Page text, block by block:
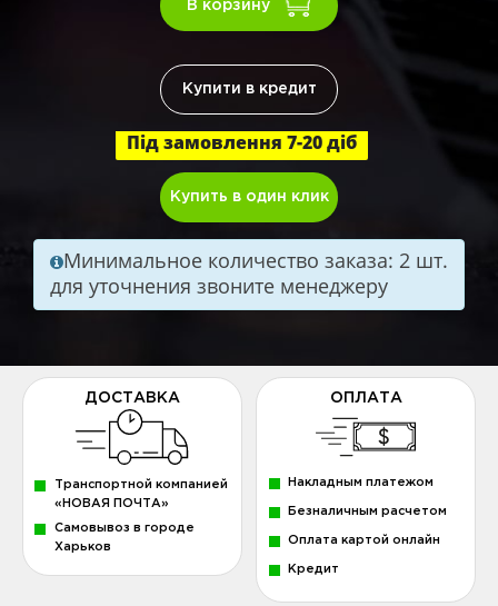
В корзину
Купити в кредит
Під замовлення 7-20 діб
Купить в один клик
Минимальное количество заказа: 2 шт.
для уточнения звоните менеджеру
ДОСТАВКА
Транспортной компанией
«НОВАЯ ПОЧТА»
Самовывоз в городе
Харьков
ОПЛАТА
Накладным платежом
Безналичным расчетом
Оплата картой онлайн
Кредит